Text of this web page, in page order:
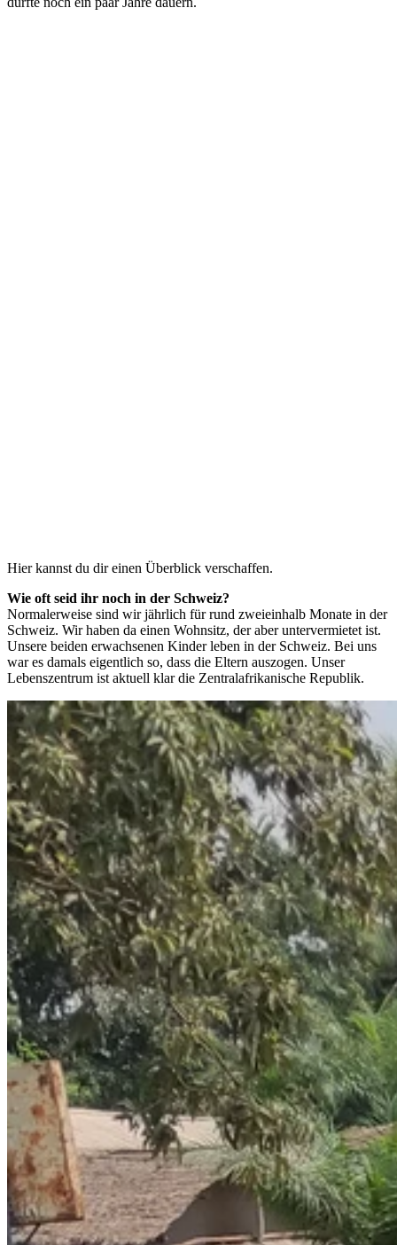
Hier kannst du dir einen Überblick verschaffen.
Wie oft seid ihr noch in der Schweiz?
Normalerweise sind wir jährlich für rund zweieinhalb Monate in der
Schweiz. Wir haben da einen Wohnsitz, der aber untervermietet ist.
Unsere beiden erwachsenen Kinder leben in der Schweiz. Bei uns
war es damals eigentlich so, dass die Eltern auszogen. Unser
Lebenszentrum ist aktuell klar die Zentralafrikanische Republik. ​